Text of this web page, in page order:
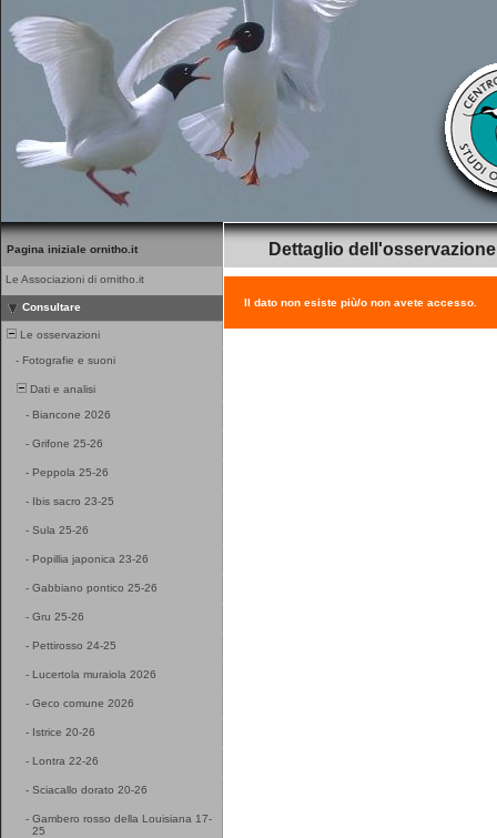
Pagina iniziale ornitho.it
Le Associazioni di ornitho.it
Consultare
Le osservazioni
- Fotografie e suoni
Dati e analisi
- Biancone 2026
- Grifone 25-26
- Peppola 25-26
- Ibis sacro 23-25
- Sula 25-26
- Popillia japonica 23-26
- Gabbiano pontico 25-26
- Gru 25-26
- Pettirosso 24-25
- Lucertola muraiola 2026
- Geco comune 2026
- Istrice 20-26
- Lontra 22-26
- Sciacallo dorato 20-26
- Gambero rosso della Louisiana 17-
25
Dettaglio dell'osservazione
Il dato non esiste più/o non avete accesso.